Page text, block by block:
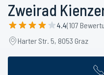
Zweirad
4.4(107
Harter Str. 5, 8053 Graz